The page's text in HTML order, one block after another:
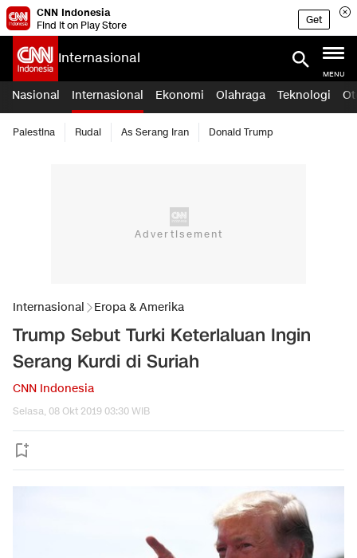
CNN Indonesia
Find it on Play Store
Get
Internasional
MENU
Nasional Internasional Ekonomi Olahraga Teknologi
Palestina Rudal As Serang Iran Donald Trump
Internasional Eropa & Amerika
Trump Sebut Turki Keterlaluan Ingin
Serang Kurdi di Suriah
CNN Indonesia
Selasa, 08 Okt 2019 03:30 WIB